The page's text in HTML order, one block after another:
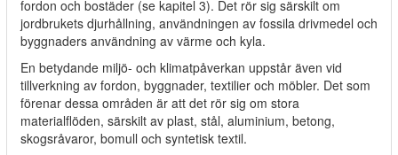
fordon och bostäder (se kapitel 3). Det rör sig särskilt om
jordbrukets djurhållning, användningen av fossila drivmedel och
byggnaders användning av värme och kyla.
En betydande miljö- och klimatpåverkan uppstår även vid
tillverkning av fordon, byggnader, textilier och möbler. Det som
förenar dessa områden är att det rör sig om stora
materialflöden, särskilt av plast, stål, aluminium, betong,
skogsråvaror, bomull och syntetisk textil.